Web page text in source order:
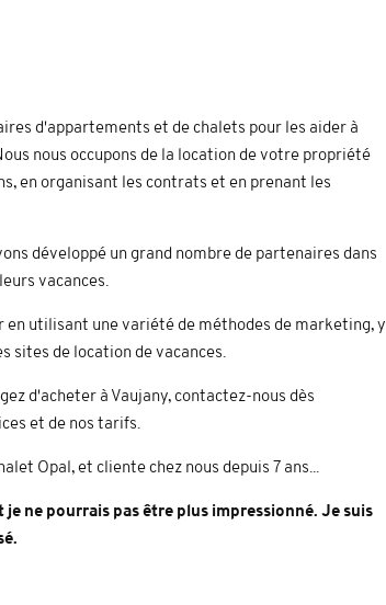
d'appartements et de chalets pour les aider à
nous occupons de la location de votre propriété
en organisant les contrats et en prenant les
développé un grand nombre de partenaires dans
vacances.
en utilisant une variété de méthodes de marketing, y
sites de location de vacances.
d'acheter à Vaujany, contactez-nous dès
et de nos tarifs.
Opal, et cliente chez nous depuis 7 ans...
ne pourrais pas être plus impressionné. Je suis